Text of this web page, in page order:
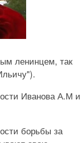
ленинцем, так
Иванова А.М и
борьбы за